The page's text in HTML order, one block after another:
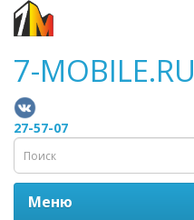
7-MOBILE.RU
27-57-07
Меню